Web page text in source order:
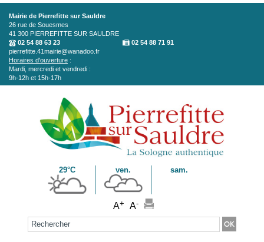
Aller au contenu principal
Mairie de Pierrefitte sur Sauldre
26 rue de Souesmes
41 300 PIERREFITTE SUR SAULDRE
02 54 88 63 23
02 54 88 71 91
pierrefitte.41mairie@wanadoo.fr
Horaires d'ouverture :
Mardi, mercredi et vendredi :
9h-12h et 15h-17h
29°C ven. sam.
A+ A-
Formulaire de recherche